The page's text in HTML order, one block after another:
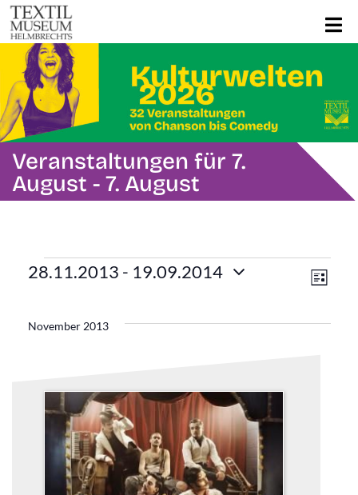
Veranstaltungen für 7.
August - 7. August
Veranstaltungen Liste
28.11.2013 - 19.09.2014
November 2013